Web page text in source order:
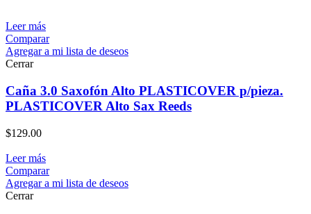
Leer más
Comparar
Agregar a mi lista de deseos
Cerrar
Caña 3.0 Saxofón Alto PLASTICOVER p/pieza.
PLASTICOVER Alto Sax Reeds
$129.00
Leer más
Comparar
Agregar a mi lista de deseos
Cerrar